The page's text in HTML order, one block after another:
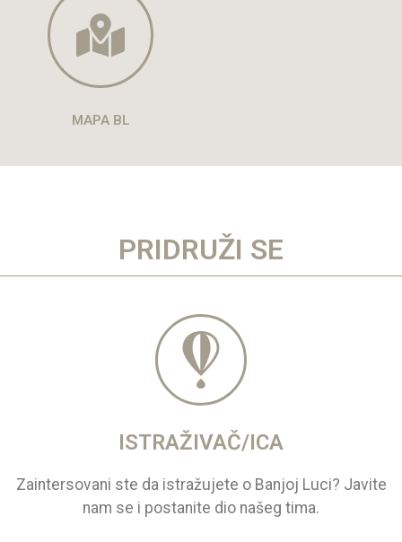
MAPA BL
PRIDRUŽI SE
ISTRAŽIVAČ/ICA
Zaintersovani ste da istražujete o Banjoj Luci? Javite
nam se i postanite dio našeg tima.